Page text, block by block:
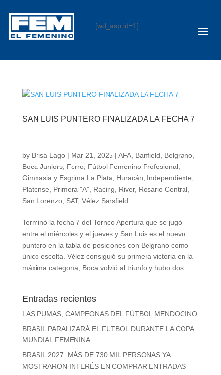
[wd_asp id=1]
SAN LUIS PUNTERO FINALIZADA LA FECHA 7
by Brisa Lago| Mar 21, 2025 | AFA, Banfield Belgrano,
Boca Juniors, Ferro, Fútbol Femenino Profesional,
Gimnasia y Esgrima La Plata
Huracán Independiente
Platense
Primera "A", Racing River, Rosario Central,
San Lorenzo, SAT, Vélez Sarsfield
Terminó la fecha 7 del Torneo Apertura que se jugó
entre el miércoles y el jueves y San Luis es el nuevo
puntero en la tabla de posiciones con Belgrano como
único escolta. Vélez consiguió su primera victoria en la
máxima categoría, Boca volvió al triunfo y hubo dos...
Entradas recientes
LAS PUMAS, CAMPEONAS DEL FÚTBOL MENDOCINO
BRASIL PARALIZARÁ EL FUTBOL DURANTE LA COPA
MUNDIAL FEMENINA
BRASIL 2027: MÁS DE 730 MIL PERSONAS YA
MOSTRARON INTERÉS EN COMPRAR ENTRADAS